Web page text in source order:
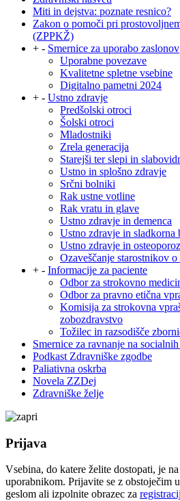
Miti in dejstva: poznate resnico?
Zakon o pomoči pri
(ZPPKŽ)
+ - Smernice za uporabo zaslonov
Uporabne povezave
Kvalitetne spletne vsebine
Digitalno pametni 2024
+ - Ustno zdravje
Predšolski otroci
Šolski otroci
Mladostniki
Zrela generacija
Starejši ter slepi in
Ustno in splošno zdravje
Srčni bolniki
Rak ustne votline
Rak vratu in glave
Ustno zdravje in demenca
Ustno zdravje in sladkorna
Ustno zdravje in
Ozaveščanje starostnikov
+ - Informacije za paciente
Odbor za strokovno
Odbor za pravno etična
Komisija za strokovna
zobozdravstvo
Tožilec in razsodišče
Smernice za ravnanje na
Podkast Zdravniške zgodbe
Paliativna oskrba
Novela ZZDej
Zdravniške želje
Prijava
Vsebina, do katere želite dostopati, je
uporabnikom. Prijavite se z obstoječim
geslom ali izpolnite obrazec za